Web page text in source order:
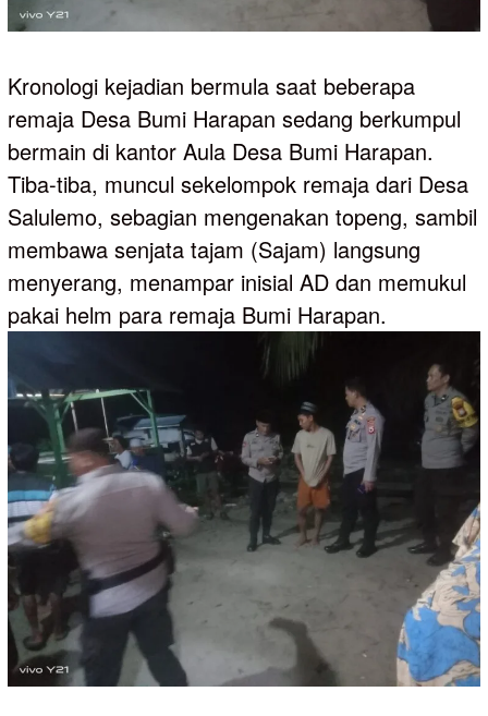
Kronologi kejadian bermula saat beberapa
remaja Desa Bumi Harapan sedang berkumpul
bermain di kantor Aula Desa Bumi Harapan.
Tiba-tiba, muncul sekelompok remaja dari Desa
Salulemo, sebagian mengenakan topeng, sambil
membawa senjata tajam (Sajam) langsung
menyerang, menampar inisial AD dan memukul
pakai helm para remaja Bumi Harapan.